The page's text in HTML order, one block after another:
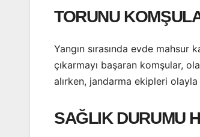
TORUNU
Yangın sırasında evde
çıkarmayı başaran komşular,
alırken, jandarma ekipleri
SAĞLIK DURUMU